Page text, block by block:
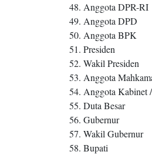
48. Anggota DPR-RI
49. Anggota DPD
50. Anggota BPK
51. Presiden
52. Wakil Presiden
53. Anggota
54. Anggota Kabinet
55. Duta Besar
56. Gubernur
57. Wakil Gubernur
58. Bupati